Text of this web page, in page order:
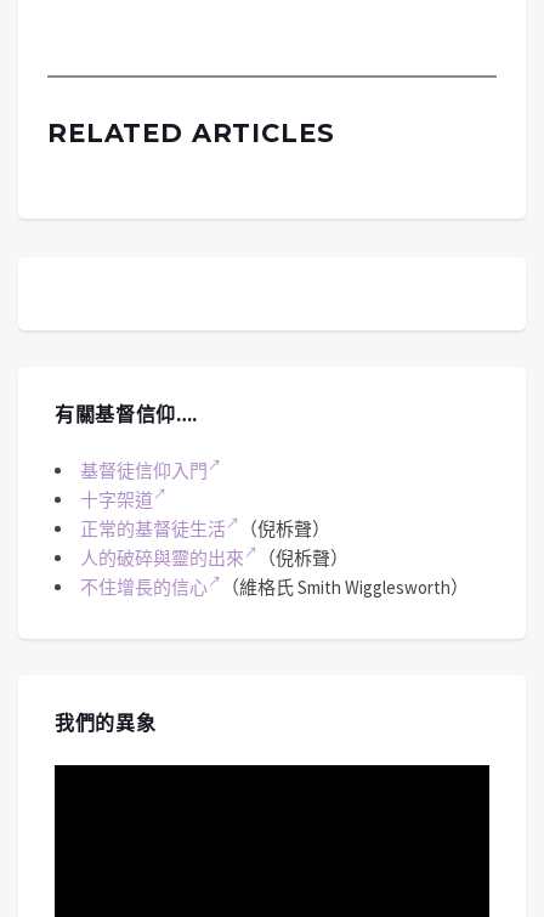
RELATED ARTICLES
有關基督信仰….
基督徒信仰入門
十字架道
正常的基督徒生活
（倪柝聲）
人的破碎與靈的出來
（倪柝聲）
不住增長的信心
（維格氏 Smith Wigglesworth）
我們的異象